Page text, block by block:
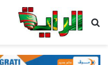
بحث عن